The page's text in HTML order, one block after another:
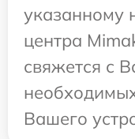
указанному
центра
свяжется с
Вашего